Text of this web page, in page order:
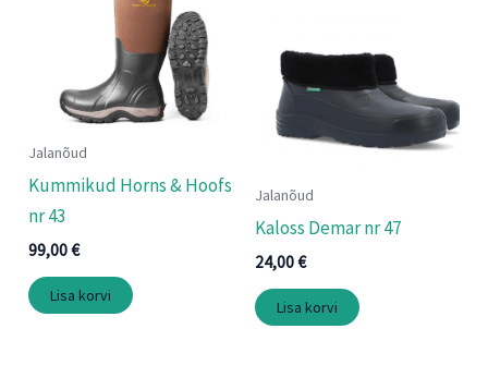
Jalanõud
Kummikud Horns & Hoofs
nr 43
99,00€
Lisa korvi
Jalanõud
Kaloss Demar nr 47
24,00€
Lisa korvi